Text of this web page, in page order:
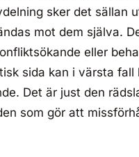
sker det sällan
mot dem själva.
eller
sida kan i värsta fall
Det är just den
som gör att